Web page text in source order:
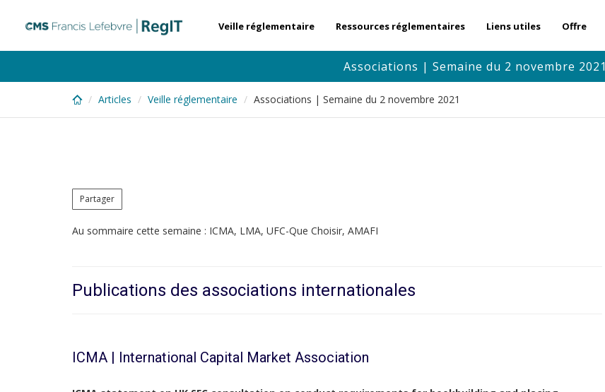
content
Veille réglementaire Ressources réglementaires Liens utiles Offre
Associations | Semaine du 2 novembre 2021
Articles Veille réglementaire Associations | Semaine du 2 novembre 2021
Partager
Au sommaire cette semaine : ICMA, LMA, UFC-Que Choisir, AMAFI
Publications des associations internationales
ICMA | International Capital Market Association